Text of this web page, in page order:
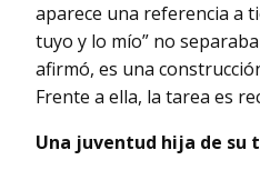
aparece una referencia a
tuyo y lo mío” no
afirmó, es una
Frente a ella, la tarea es
Una juventud hija de su